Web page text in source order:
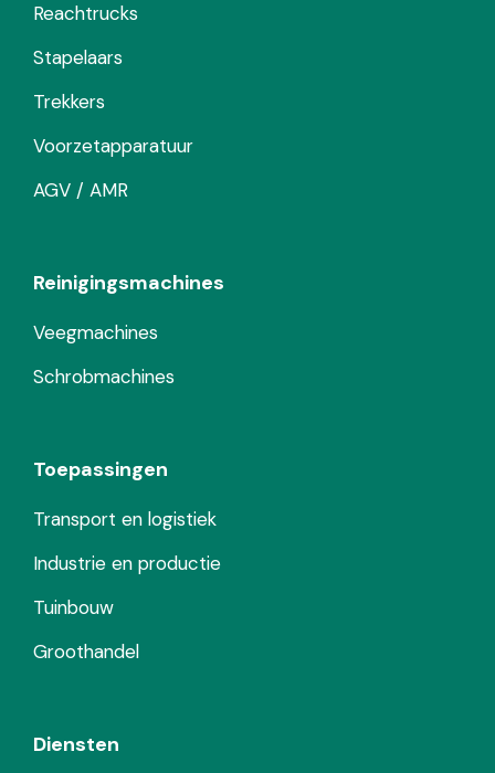
Reachtrucks
Stapelaars
Trekkers
Voorzetapparatuur
AGV / AMR
Reinigingsmachines
Veegmachines
Schrobmachines
Toepassingen
Transport en logistiek
Industrie en productie
Tuinbouw
Groothandel
Diensten